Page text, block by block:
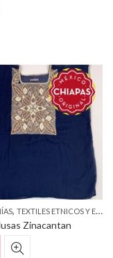
Y ESTILIZADOS
, TEXTILES ETNICOS Y ESTILIZADOS
Zinacantan